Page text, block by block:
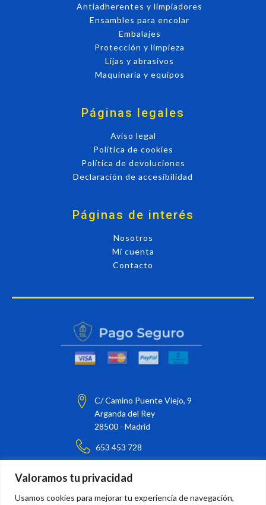
Valoramos tu privacidad
Usamos cookies para mejorar tu experiencia de navegación,
Antiadherentes y limpiadores
Ensambles para encolar
Embalajes
Protección y limpieza
Lijas y abrasivos
Maquinaria y equipos
Páginas legales
Aviso legal
Política de cookies
Política de devoluciones
Declaración de accesibilidad
Páginas de interés
Nosotros
Mi cuenta
Contacto
C/ Camino Puente Viejo, 9
Arganda del Rey
28500 - Madrid
653 453 728
barnizarte@barnizarte.com
¡Síguenos en nuestras redes sociales!